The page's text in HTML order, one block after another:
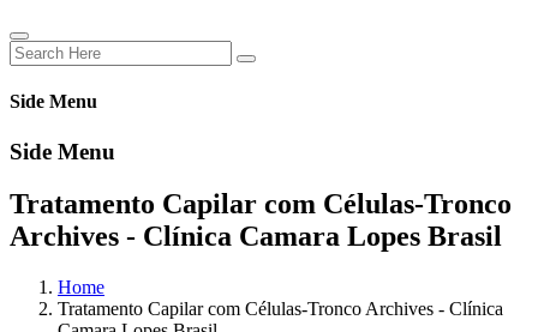
Side Menu
Side Menu
Tratamento Capilar com Células-Tronco
Archives - Clínica Camara Lopes Brasil
Home
Tratamento Capilar com Células-Tronco Archives - Clínica